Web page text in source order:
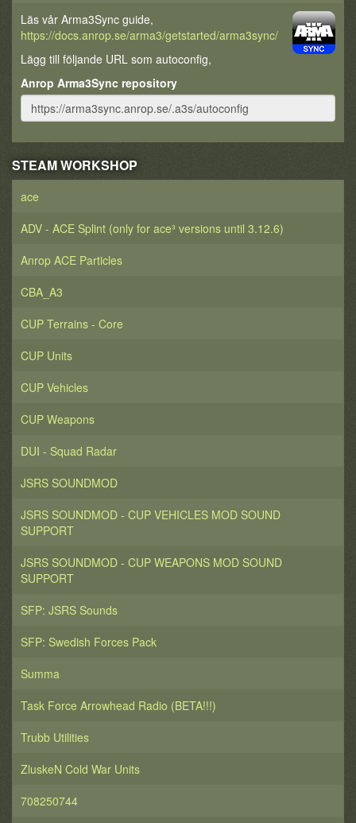
Läs vår Arma3Sync guide,
https://docs.anrop.se/arma3/getstarted/arma3sync/
Lägg till följande URL som autoconfig,
Anrop Arma3Sync repository
STEAM WORKSHOP
ace
ADV - ACE Splint (only for ace³ versions until 3.12.6)
Anrop ACE Particles
CBA_A3
CUP Terrains - Core
CUP Units
CUP Vehicles
CUP Weapons
DUI - Squad Radar
JSRS SOUNDMOD
JSRS SOUNDMOD - CUP VEHICLES MOD SOUND
SUPPORT
JSRS SOUNDMOD - CUP WEAPONS MOD SOUND
SUPPORT
SFP: JSRS Sounds
SFP: Swedish Forces Pack
Summa
Task Force Arrowhead Radio (BETA!!!)
Trubb Utilities
ZluskeN Cold War Units
708250744